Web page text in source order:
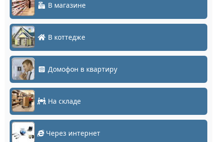
В магазине
В коттедже
Домофон в квартиру
На складе
Через интернет